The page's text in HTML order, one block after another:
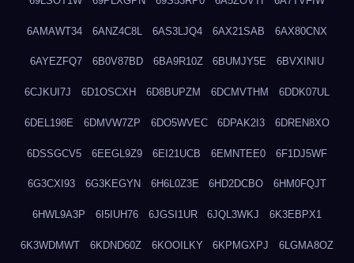
6AMAWT34 6ANZ4C8L 6AS3LJQ4 6AX21SAB 6AX80CNX
6AYEZFQ7 6B0V87BD 6BA9R10Z 6BUMJY5E 6BVXINIU
6CJKUI7J 6D1OSCXH 6D8BUPZM 6DCMVTHM 6DDK07UL
6DEL198E 6DMVW7ZP 6DO5WVEC 6DPAK2I3 6DREN8XO
6DSSGCV5 6EEGL9Z9 6EI21UCB 6EMNTEE0 6F1DJ5WF
6G3CXI93 6G3KEGYN 6H6L0Z3E 6HD2DCBO 6HM0FQJT
6HWL9A3P 6I5IUH76 6JGSI1UR 6JQL3WKJ 6K3EBPX1
6K3WDMWT 6KDND60Z 6KOOILKY 6KPMGXPJ 6LGMA8OZ